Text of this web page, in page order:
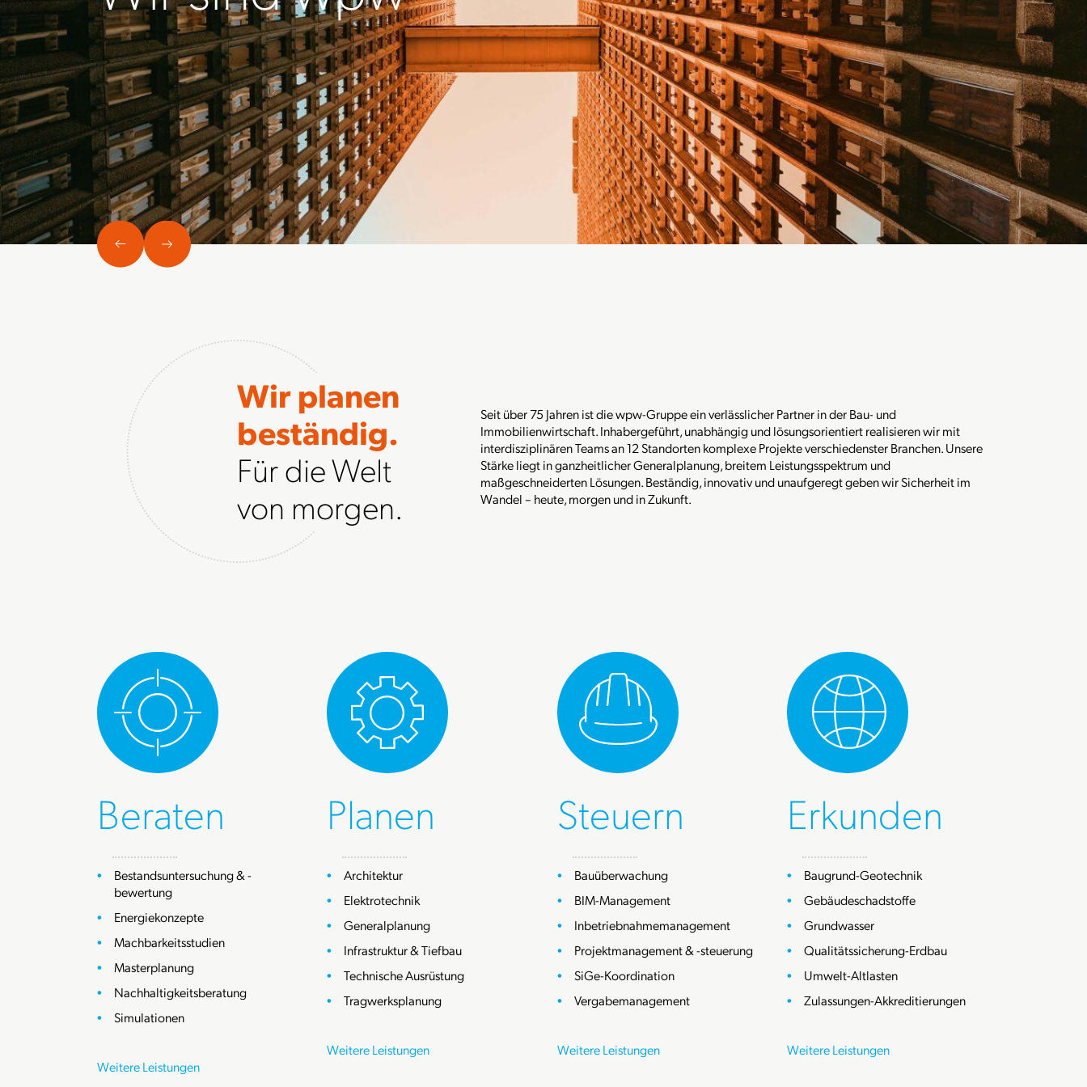
Wir planen
beständig.
Für die Welt
von morgen.
Seit über 75 Jahren ist die wpw-Gruppe ein verlässlicher Partner in der Bau- und
Immobilienwirtschaft. Inhabergeführt, unabhängig und lösungsorientiert realisieren wir mit
interdisziplinären Teams an 12 Standorten komplexe Projekte verschiedenster Branchen. Unsere
Stärke liegt in ganzheitlicher Generalplanung, breitem Leistungsspektrum und
maßgeschneiderten Lösungen. Beständig, innovativ und unaufgeregt geben wir Sicherheit im
Wandel – heute, morgen und in Zukunft.
Beraten
Bestandsuntersuchung & -
bewertung
Energiekonzepte
Machbarkeitsstudien
Masterplanung
Nachhaltigkeitsberatung
Simulationen
Weitere Leistungen
Planen
Architektur
Elektrotechnik
Generalplanung
Infrastruktur & Tiefbau
Technische Ausrüstung
Tragwerksplanung
Weitere Leistungen
Steuern
Bauüberwachung
BIM-Management
Inbetriebnahmemanagement
Projektmanagement & -steuerung
SiGe-Koordination
Vergabemanagement
Weitere Leistungen
Erkunden
Baugrund-Geotechnik
Gebäudeschadstoffe
Grundwasser
Qualitätssicherung-Erdbau
Umwelt-Altlasten
Zulassungen-Akkreditierungen
Weitere Leistungen